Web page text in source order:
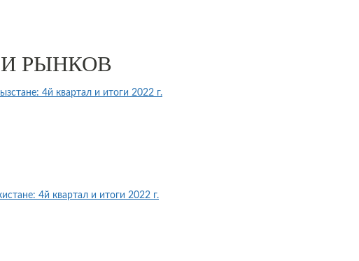
РЫНКОВ
4й квартал и итоги 2022 г.
4й квартал и итоги 2022 г.